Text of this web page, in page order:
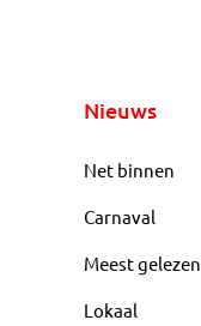
Nieuws
Net binnen
Carnaval
Meest gelezen
Lokaal